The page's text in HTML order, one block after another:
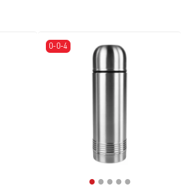
0-0-4
●● ● ● ●